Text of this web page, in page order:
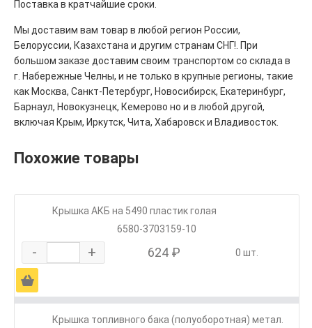
Поставка в кратчайшие сроки.
Мы доставим вам товар в любой регион России,
Белоруссии, Казахстана и другим странам СНГ!. При
большом заказе доставим своим транспортом со склада в
г. Набережные Челны, и не только в крупные регионы, такие
как Москва, Санкт-Петербург, Новосибирск, Екатеринбург,
Барнаул, Новокузнецк, Кемерово но и в любой другой,
включая Крым, Иркутск, Чита, Хабаровск и Владивосток.
Похожие товары
Крышка АКБ на 5490 пластик голая
6580-3703159-10
- + 624 ₽ 0 шт.
Ä
Крышка топливного бака (полуоборотная) метал.